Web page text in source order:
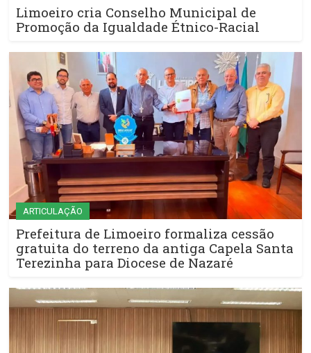
Limoeiro cria Conselho Municipal de
Promoção da Igualdade Étnico-Racial
ARTICULAÇÃO
Prefeitura de Limoeiro formaliza cessão
gratuita do terreno da antiga Capela Santa
Terezinha para Diocese de Nazaré